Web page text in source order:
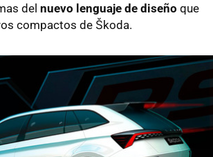
del nuevo lenguaje de diseño que
compactos de Škoda.